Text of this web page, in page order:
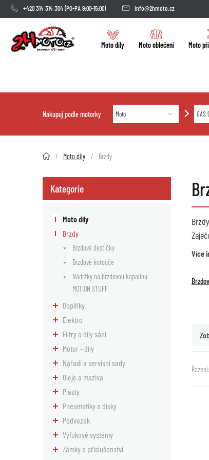
+420 314 314 304(PO-PA 9:00-15:00) info@2hmoto.cz
Moto díly Moto oblečení Moto
Nakupuj podle motorky
2HMOTO.cz Moto díly Brzdy
Kategorie
Moto díly
Brzdy
Brzdové destičky
Brzdové kotouče
Nádržky na brzdovou kapalinu
MOTION STUFF
Doplňky
Elektro
Filtry a díly sání
Motor - díly
Nářadí a servisní sady
Oleje a maziva
Plasty
Pneumatiky a disky
Podvozek
Výfukové systémy
Zámky a příslušenství
Více
Řazení